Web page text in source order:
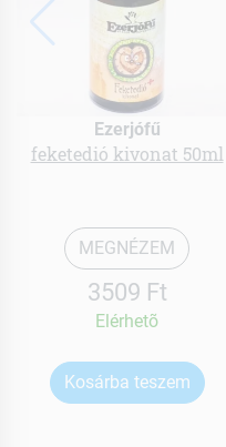
Ezerjófű
feketedió kivonat 50ml
MEGNÉZEM
3509 Ft
Elérhetõ
Kosárba teszem